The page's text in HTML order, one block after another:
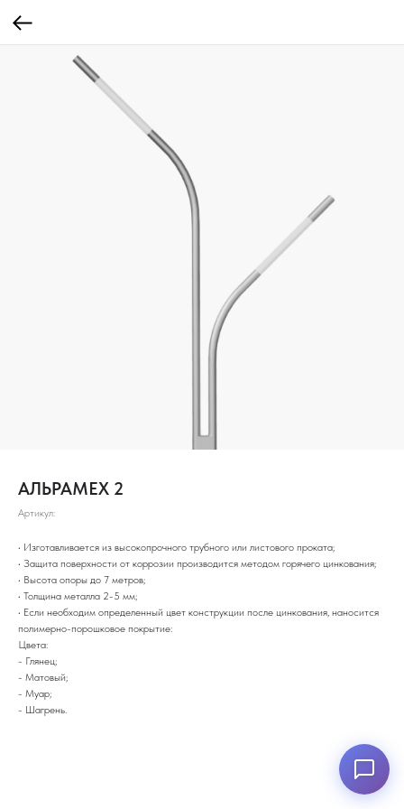
АЛЬРАМЕХ 2
Артикул:
• Изготавливается из высокопрочного трубного или листового проката;
• Защита поверхности от коррозии производится методом горячего цинкования;
• Высота опоры до 7 метров;
• Толщина металла 2-5 мм;
• Если необходим определенный цвет конструкции после цинкования, наносится
полимерно-порошковое покрытие:
Цвета:
- Глянец;
- Матовый;
- Муар;
- Шагрень.